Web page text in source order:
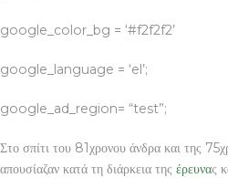
google_color_bg = ‘#f2f2f2’
google_language = ‘el’;
google_ad_region= “test”;
Στο σπίτι του 81χρονου άνδρα και της
απουσίαζαν κατά τη διάρκεια της έρευνας